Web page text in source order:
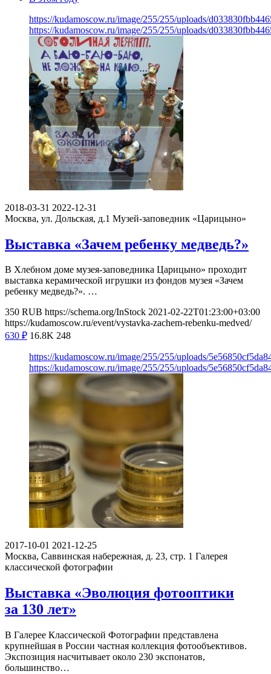
https://kudamoscow.ru/image/255/255/uploads/
https://kudamoscow.ru/image/255/255/uploads/
2018-03-31 2022-12-31
Москва, ул. Дольская, д.1 Музей-заповедник «Царицыно»
Выставка «Зачем ребенку медведь?»
В Хлебном доме музея-заповедника Царицыно» проходит
выставка керамической игрушки из фондов музея «Зачем
ребенку медведь?». …
350 RUB https://schema.org/InStock 2021-02-22T01:23:00+03:00
https://kudamoscow.ru/event/vystavka-zachem-rebenku-medved/
630 ₽ 16.8K 248
https://kudamoscow.ru/image/255/255/uploads/
https://kudamoscow.ru/image/255/255/uploads/
2017-10-01 2021-12-25
Москва, Саввинская набережная, д. 23, стр. 1 Галерея
классической фотографии
Выставка «Эволюция фотооптики
за 130 лет»
В Галерее Классической Фотографии представлена
крупнейшая в России частная коллекция фотообъективов.
Экспозиция насчитывает около 230 экспонатов,
большинство…